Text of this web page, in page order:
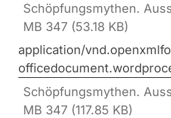
Schöpfungsmythen.
MB 347 (53.18 KB)
application/
Schöpfungsmythen.
MB 347 (117.85 KB)